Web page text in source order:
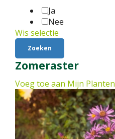
Ja
Nee
Wis selectie
Zomeraster
Voeg toe aan Mijn Planten